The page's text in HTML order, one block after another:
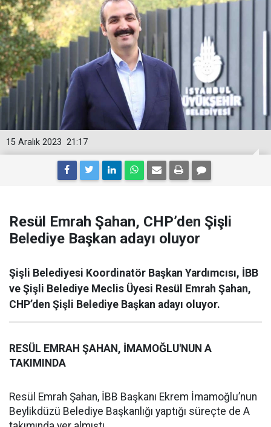
21:17
15 Aralık 2023
Resül Emrah Şahan, CHP’den Şişli
Belediye Başkan adayı oluyor
Şişli Belediyesi Koordinatör Başkan Yardımcısı, İBB
ve Şişli Belediye Meclis Üyesi Resül Emrah Şahan,
CHP’den Şişli Belediye Başkan adayı oluyor.
RESÜL EMRAH ŞAHAN, İMAMOĞLU'NUN A
TAKIMINDA
Resül Emrah Şahan, İBB Başkanı Ekrem İmamoğlu’nun
Beylikdüzü Belediye Başkanlığı yaptığı süreçte de A